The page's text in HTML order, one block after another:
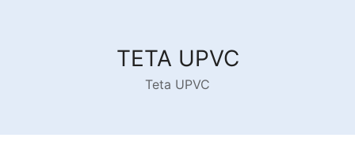
TETA UPVC
Teta UPVC